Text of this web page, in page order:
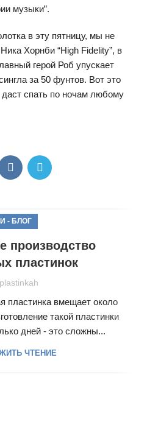
музыки”.
в эту пятницу, мы не
Хорнби “High Fidelity”, в
герой Роб упускает
за 50 фунтов. Вот это
даст спать по ночам любому
- БЛОГ
производство
пластинок
пластинка вмещает около
такой пластинки
дней - это сложны...
ЧТЕНИЕ